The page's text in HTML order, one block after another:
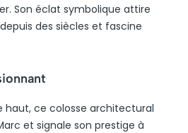
Son éclat symbolique attire
des siècles et fascine
haut, ce colosse architectural
et signale son prestige à